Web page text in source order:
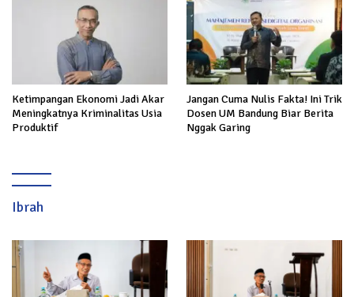
Ketimpangan Ekonomi Jadi Akar
Meningkatnya Kriminalitas Usia
Produktif
Jangan Cuma Nulis Fakta! Ini Trik
Dosen UM Bandung Biar Berita
Nggak Garing
Ibrah